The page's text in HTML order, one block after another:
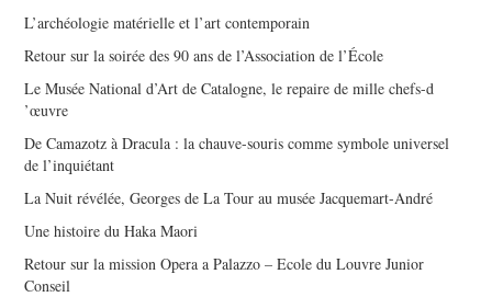
L’archéologie matérielle et l’art contemporain
Retour sur la soirée des 90 ans de l’Association de l’École
Le Musée National d’Art de Catalogne, le repaire de mille chefs-d
’œuvre
De Camazotz à Dracula : la chauve-souris comme symbole universel
de l’inquiétant
La Nuit révélée, Georges de La Tour au musée Jacquemart-André
Une histoire du Haka Maori
Retour sur la mission Opera a Palazzo – Ecole du Louvre Junior
Conseil